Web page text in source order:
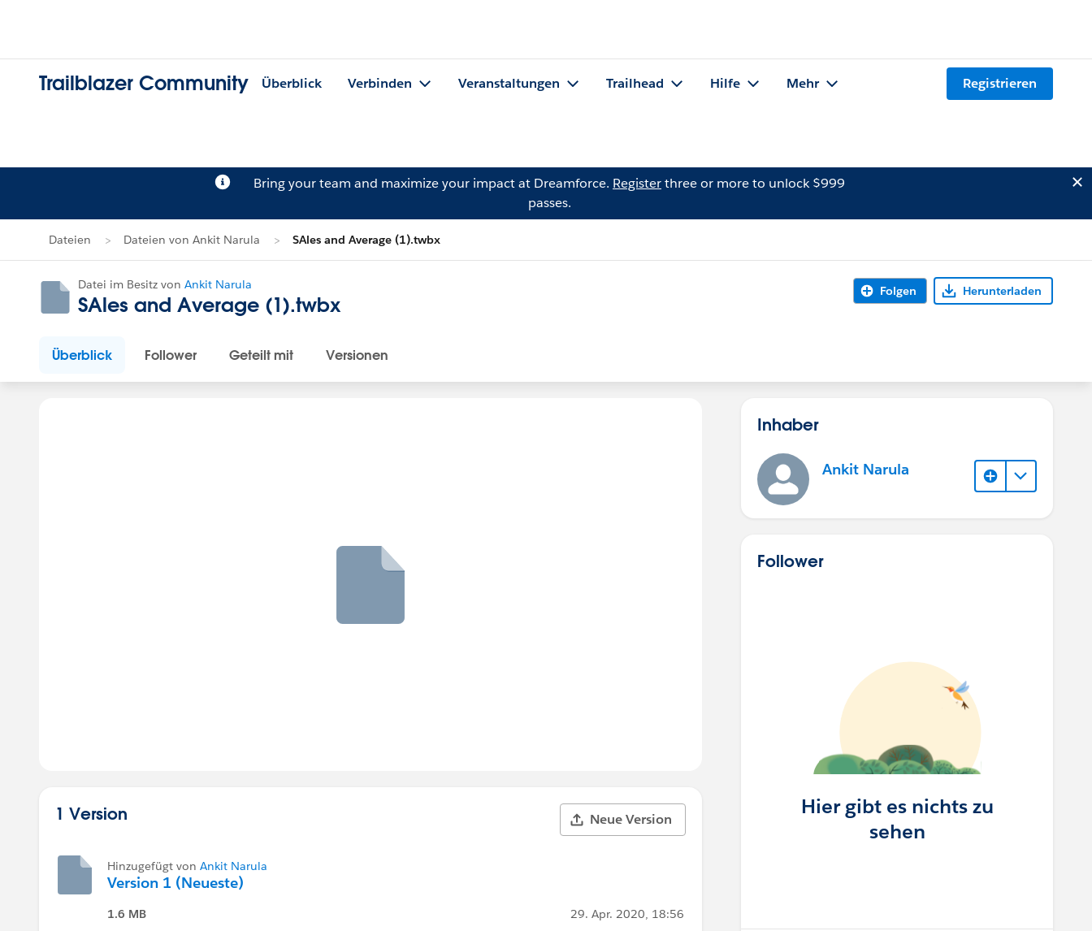
Trailblazer Community Überblick Verbinden Veranstaltungen Trailhead Hilfe Mehr Registrieren
Bring your team and maximize your impact at Dreamforce. Registerthree or more to unlock $999
passes.
Dateien Dateien von Ankit Narula SAles and Average (1).twbx
Datei im Besitz von Ankit Narula
SAles and Average (1).twbx
Folgen Herunterladen
Überblick Follower Geteilt mit Versionen
1 Version Neue Version
Hinzugefügt von Ankit Narula
Version 1 (Neueste)
1.6 MB 29. Apr. 2020, 18:56
Inhaber
Ankit Narula
Follower
Hier gibt es nichts zu
sehen